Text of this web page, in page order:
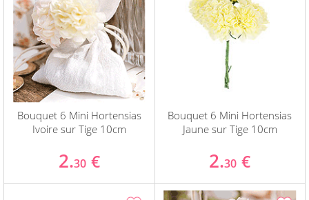
Bouquet 6 Mini Hortensias
Ivoire sur Tige 10cm
2.30 €
Bouquet 6 Mini Hortensias
Jaune sur Tige 10cm
2.30 €